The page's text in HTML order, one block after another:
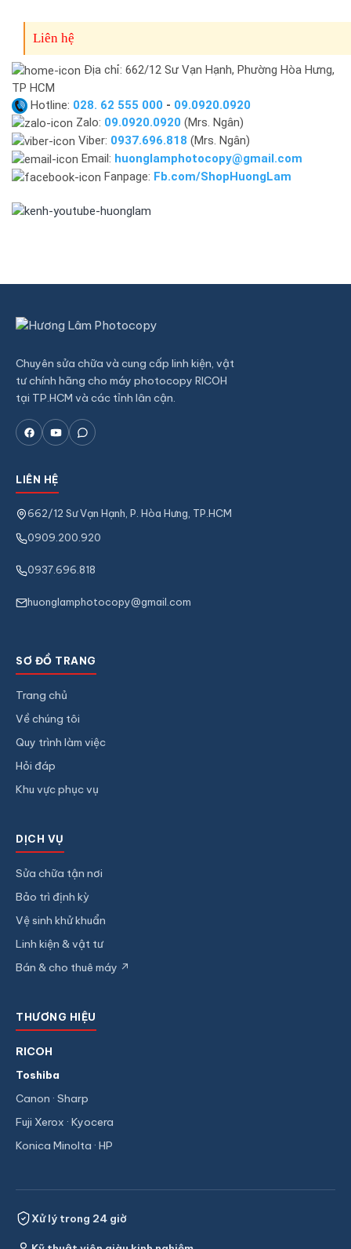
Liên hệ
Địa chỉ: 662/12 Sư Vạn Hạnh, Phường Hòa Hưng,
TP HCM
Hotline: 028. 62 555 000 - 09.0920.0920
Zalo: 09.0920.0920 (Mrs. Ngân)
Viber: 0937.696.818 (Mrs. Ngân)
Email: huonglamphotocopy@gmail.com
Fanpage: Fb.com/ShopHuongLam
Chuyên sửa chữa và cung cấp linh kiện, vật
tư chính hãng cho máy photocopy RICOH
tại TP.HCM và các tỉnh lân cận.
LIÊN HỆ
662/12 Sư Vạn Hạnh, P. Hòa Hưng, TP.HCM
0909.200.920
0937.696.818
huonglamphotocopy@gmail.com
SƠ ĐỒ TRANG
Trang chủ
Về chúng tôi
Quy trình làm việc
Hỏi đáp
Khu vực phục vụ
DỊCH VỤ
Sửa chữa tận nơi
Bảo trì định kỳ
Vệ sinh khử khuẩn
Linh kiện & vật tư
Bán & cho thuê máy ↗
THƯƠNG HIỆU
RICOH
Toshiba
Canon · Sharp
Fuji Xerox · Kyocera
Konica Minolta · HP
Xử lý trong 24 giờ